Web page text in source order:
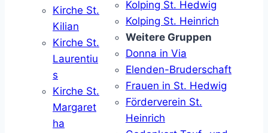
Kirche St.
Kilian
Kirche St.
Laurentiu
s
Kirche St.
Margaret
ha
Kolping St. Hedwig
Kolping St. Heinrich
Weitere Gruppen
Donna in Via
Elenden-Bruderschaft
Frauen in St. Hedwig
Förderverein St.
Heinrich